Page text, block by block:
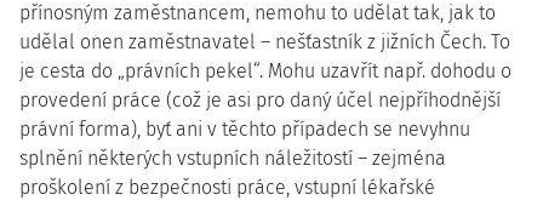
přínosným zaměstnancem, nemohu to udělat tak, jak to
udělal onen zaměstnavatel – nešťastník z jižních Čech. To
je cesta do „právních pekel“. Mohu uzavřít např. dohodu o
provedení práce (což je asi pro daný účel nejpříhodnější
právní forma), byť ani v těchto případech se nevyhnu
splnění některých vstupních náležitostí – zejména
proškolení z bezpečnosti práce, vstupní lékařské